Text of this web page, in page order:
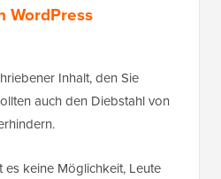
WordPress
Inhalt, den Sie
auch den Diebstahl von
keine Möglichkeit, Leute